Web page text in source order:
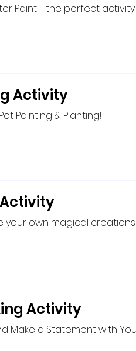
Paint - the perfect
Activity
Painting & Planting!
your own magical creations
Activity
Make a Statement with